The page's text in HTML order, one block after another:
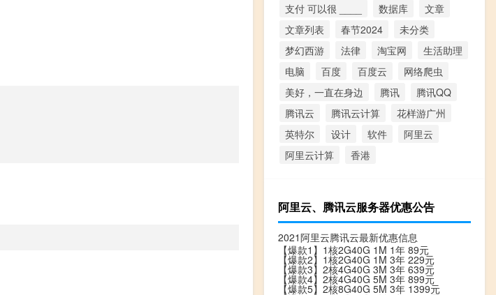
支付 可以很 ____
数据库
文章
文章列表
春节2024
未分类
梦幻西游
法律 淘宝网
生活助理
电脑
百度 百度云
网络爬虫
美好，一直在身边
腾讯
腾讯QQ
腾讯云
腾讯云计算
花样游广州
英特尔
设计 软件
阿里云
阿里云计算
香港
阿里云、腾讯云服务器优惠公告
2021阿里云腾讯云最新优惠信息
【爆款1】1核2G40G 1M 1年 89元
【爆款2】1核2G40G 1M 3年 229元
【爆款3】2核4G40G 3M 3年 639元
【爆款4】2核4G40G 5M 3年 899元
【爆款5】2核8G40G 5M 3年 1399元